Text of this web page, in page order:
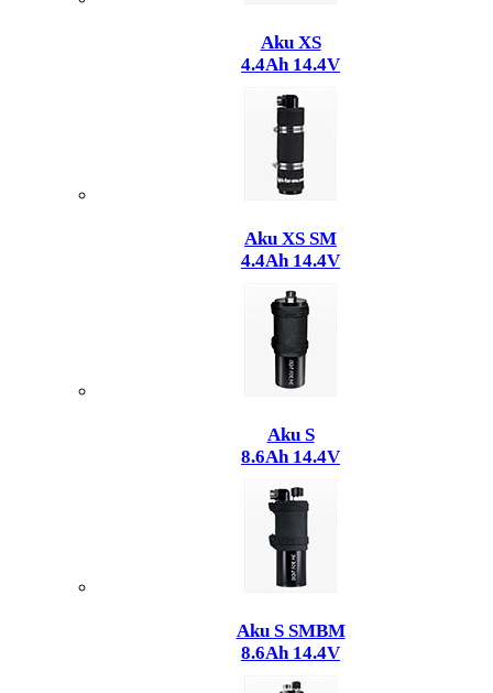
Aku XS
4.4Ah 14.4V
Aku XS SM
4.4Ah 14.4V
Aku S
8.6Ah 14.4V
Aku S SMBM
8.6Ah 14.4V